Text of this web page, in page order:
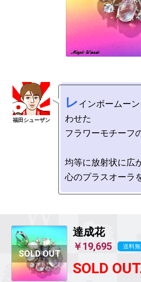
レ インボームー
わせた
フラワーモチーフ
均等に放射状に広
達成花
￥19,695 送料
SOLD